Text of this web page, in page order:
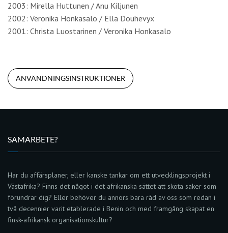
2003: Mirella Huttunen / Anu Kiljunen
2002: Veronika Honkasalo / Ella Douhevyx
2001: Christa Luostarinen / Veronika Honkasalo
ANVÄNDNINGSINSTRUKTIONER
SAMARBETE?
Har du affärsplaner, eller kanske tankar om ett utvecklingsprojekt i
Västafrika? Finns det något i det afrikanska sättet att sköta saker som
förundrar dig? Eller behöver du annors bara råd av oss som redan i
två decennier varit etablerade i Benin och med framgång skapat en
finsk-afrikansk organisationskultur?